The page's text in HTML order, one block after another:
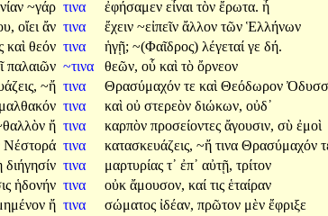
~γάρ τινα ἐφήσαμεν εἶναι τὸν ἔρωτα. ἦ
οἴει ἄν τινα ἔχειν ~εἰπεῖν ἄλλον τῶν Ἑλλήνων
καὶ θεόν τινα ἡγῇ; ~(Φαῖδρος) λέγεταί γε δή.
παλαιῶν ~τινα θεῶν, οὗ καὶ τὸ ὄρνεον
~ἤ τινα Θρασύμαχόν τε καὶ Θεόδωρον
μαλθακόν τινα καὶ οὐ στερεὸν διώκων, οὐδ᾽
ἤ τινα καρπὸν προσείοντες ἄγουσιν, σὺ ἐμοὶ
Νέστορά τινα κατασκευάζεις, ~ἤ τινα Θρασύμαχόν
διήγησίν τινα μαρτυρίας τ᾽ ἐπ᾽ αὐτῇ, τρίτον
ἡδονήν τινα οὐκ ἄμουσον, καί τις ἑταίραν
ἤ τινα σώματος ἰδέαν, πρῶτον μὲν ἔφριξε